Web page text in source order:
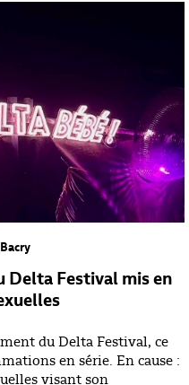
Delta Festival mis en
du Delta Festival, ce
en série. En cause :
visant son